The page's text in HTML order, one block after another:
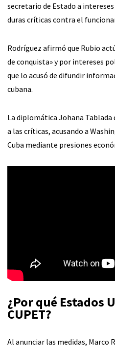
secretario de Estado a
duras críticas contra el
Rodríguez afirmó que Rubio
de conquista» y por intereses
que lo acusó de difundir
cubana.
La diplomática Johana
a las críticas, acusando a
Cuba mediante presiones
¿Por qué Estados
CUPET?
Al anunciar las medidas, Marco